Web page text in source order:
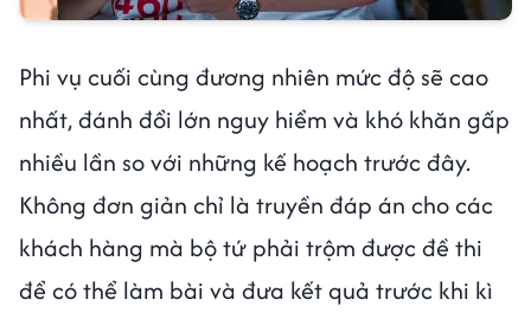
Phi vụ cuối cùng đương nhiên mức độ sẽ cao
nhất, đánh đổi lớn nguy hiểm và khó khăn gấp
nhiều lần so với những kế hoạch trước đây.
Không đơn giản chỉ là truyền đáp án cho các
khách hàng mà bộ tứ phải trộm được đề thi
để có thể làm bài và đưa kết quả trước khi kì